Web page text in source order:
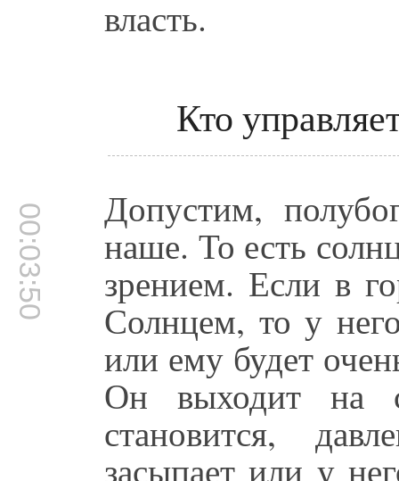
власть.
Кто
00:03:50 Допустим,
наше. То есть
зрением. Если в
Солнцем, то у
или ему будет
Он выходит на
становится,
засыпает или у